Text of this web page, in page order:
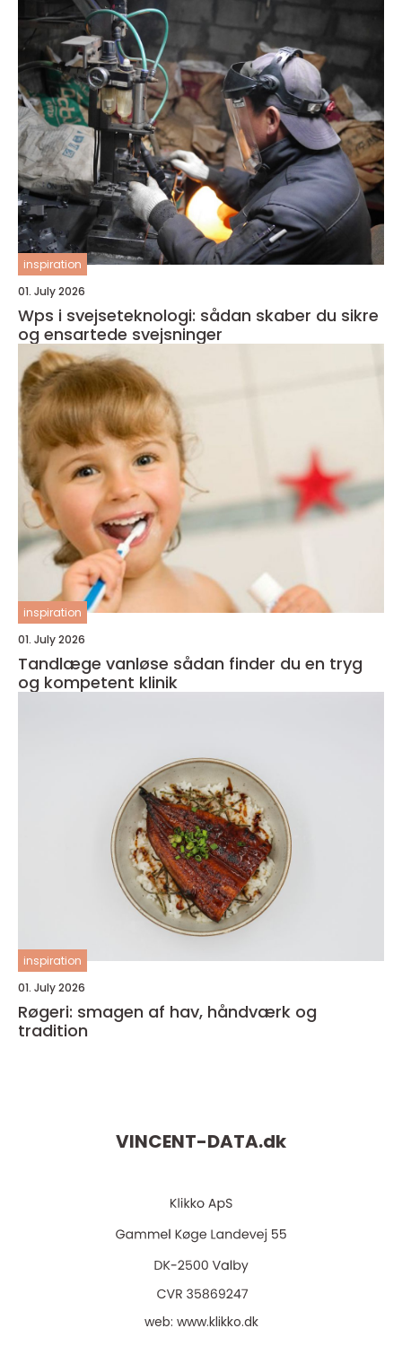
inspiration
01. July 2026
Wps i svejseteknologi: sådan skaber du sikre
og ensartede svejsninger
inspiration
01. July 2026
Tandlæge vanløse sådan finder du en tryg
og kompetent klinik
inspiration
01. July 2026
Røgeri: smagen af hav, håndværk og
tradition
VINCENT-DATA.dk
web: www.klikko.dk